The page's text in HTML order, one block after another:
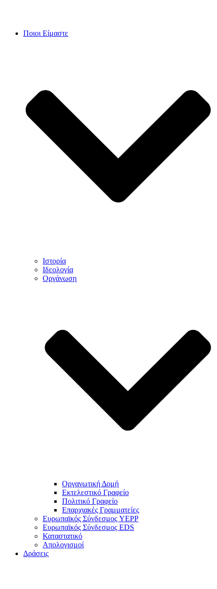
Ποιοι Είμαστε
Ιστορία
Ιδεολογία
Οργάνωση
Οργανωτική Δομή
Εκτελεστικό Γραφείο
Πολιτικό Γραφείο
Επαρχιακές Γραμματείες
Ευρωπαϊκός Σύνδεσμος YEPP
Ευρωπαϊκός Σύνδεσμος EDS
Καταστατικό
Απολογισμοί
Δράσεις